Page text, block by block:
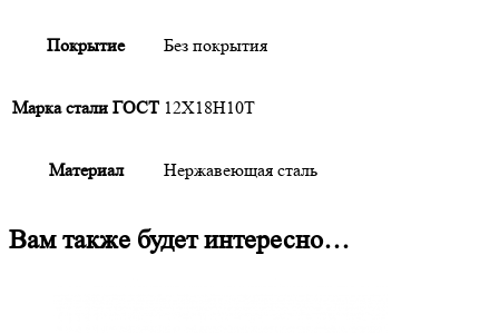
Покрытие Без покрытия
Марка стали ГОСТ 12Х18Н10Т
Материал Нержавеющая сталь
Вам также будет интересно…